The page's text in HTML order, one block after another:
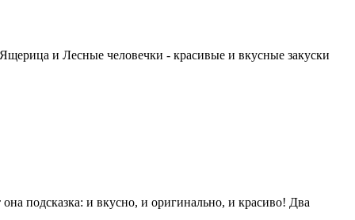
и Лесные человечки - красивые и вкусные закуски
подсказка: и вкусно, и оригинально, и красиво! Два